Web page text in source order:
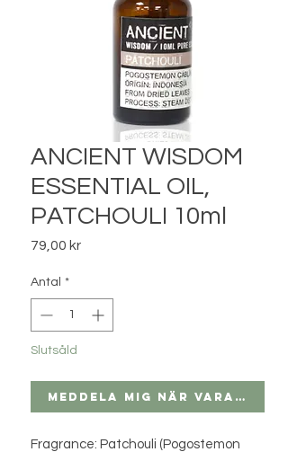
ANCIENT WISDOM
ESSENTIAL OIL,
PATCHOULI 10ml
79,00 krPris
Antal *
Slutsåld
Meddela mig när varan
Fragrance: Patchouli (Pogostemon